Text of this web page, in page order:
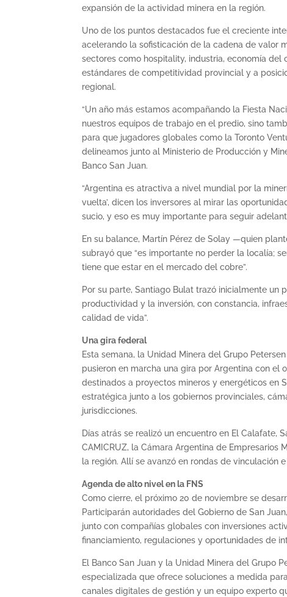
expansión de la actividad minera en la región.
Uno de los puntos destacados fue el creciente
acelerando la sofisticación de la cadena de valor
sectores como hospitality, industria, economía
estándares de competitividad provincial y a
regional.
“Un año más estamos acompañando la Fiesta
nuestros equipos de trabajo en el predio, sino
para que jugadores globales como la Toronto
delineamos junto al Ministerio de Producción y
Banco San Juan.
“Argentina es atractiva a nivel mundial por la
vuelta’, dicen los inversores al mirar las
sucio, y eso es muy importante para seguir
En su balance, Martín Pérez de Solay —quien
subrayó que “es importante no perder la localía;
tiene que estar en el mercado del cobre”.
Por su parte, Santiago Bulat trazó inicialmente un
productividad y la inversión, con constancia,
calidad de vida”.
Una gira federal
Esta semana, la Unidad Minera del Grupo
pusieron en marcha una gira por Argentina con el
destinados a proyectos mineros y energéticos en
estratégica junto a los gobiernos provinciales,
jurisdicciones.
Días atrás se realizó un encuentro en El Calafate,
CAMICRUZ, la Cámara Argentina de Empresarios
la región. Allí se avanzó en rondas de vinculación
Agenda de alto nivel en la FNS
Como cierre, el próximo 20 de noviembre se
Participarán autoridades del Gobierno de San
junto con compañías globales con inversiones
financiamiento, regulaciones y oportunidades de
El Banco San Juan y la Unidad Minera del Grupo
especializada que ofrece soluciones a medida
canales digitales de gestión y un equipo experto